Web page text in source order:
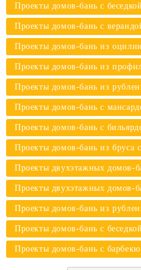
Проекты домов-бань с беседкой
Проекты домов-бань с
Проекты домов-бань из
Проекты домов-бань из
Проекты домов-бань из
Проекты домов-бань с
Проекты домов-бань с
Проекты домов-бань из бруса
Проекты двухэтажных домов-
Проекты двухэтажных домов-
Проекты домов-бань из
Проекты домов-бань с
Проекты домов-бань с